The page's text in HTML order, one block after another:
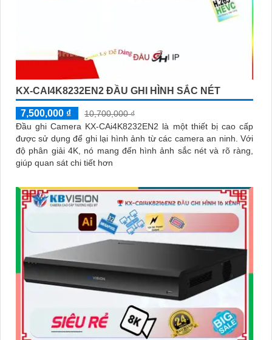
KX-CAI4K8232EN2 ĐẦU GHI HÌNH SẮC NÉT
7,500,000 ₫
10,700,000 ₫
Đầu ghi Camera KX-CAi4K8232EN2 là một thiết bị cao cấp
được sử dụng để ghi lại hình ảnh từ các camera an ninh. Với
độ phân giải 4K, nó mang đến hình ảnh sắc nét và rõ ràng,
giúp quan sát chi tiết hơn